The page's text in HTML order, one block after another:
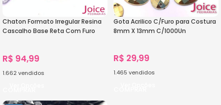
Chaton Formato Irregular Resina
Cascalho Base Reta Com Furo
R$ 94,99
1.662 vendidos
Gota Acrilico C/Furo para Costura
8mm X 13mm C/1000Un
R$ 29,99
1.465 vendidos